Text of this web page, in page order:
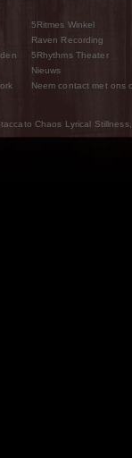
5Ritmes Winkel
Raven Recording
5Rhythms Theater
Nieuws
Neem contact met ons
Chaos Lyrical